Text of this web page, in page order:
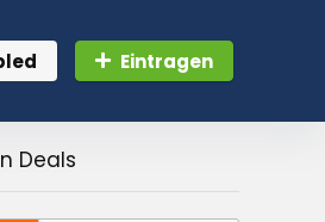
Eintragen
Deals